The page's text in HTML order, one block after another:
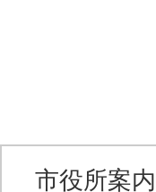
市役所案内